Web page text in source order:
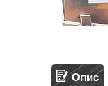
Опис